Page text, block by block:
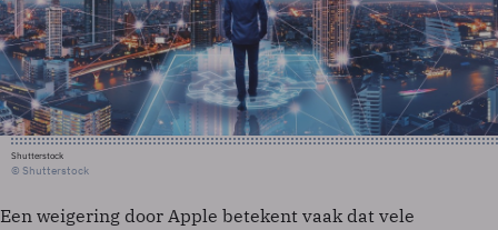
Shutterstock
© Shutterstock
Een weigering door Apple betekent vaak dat vele